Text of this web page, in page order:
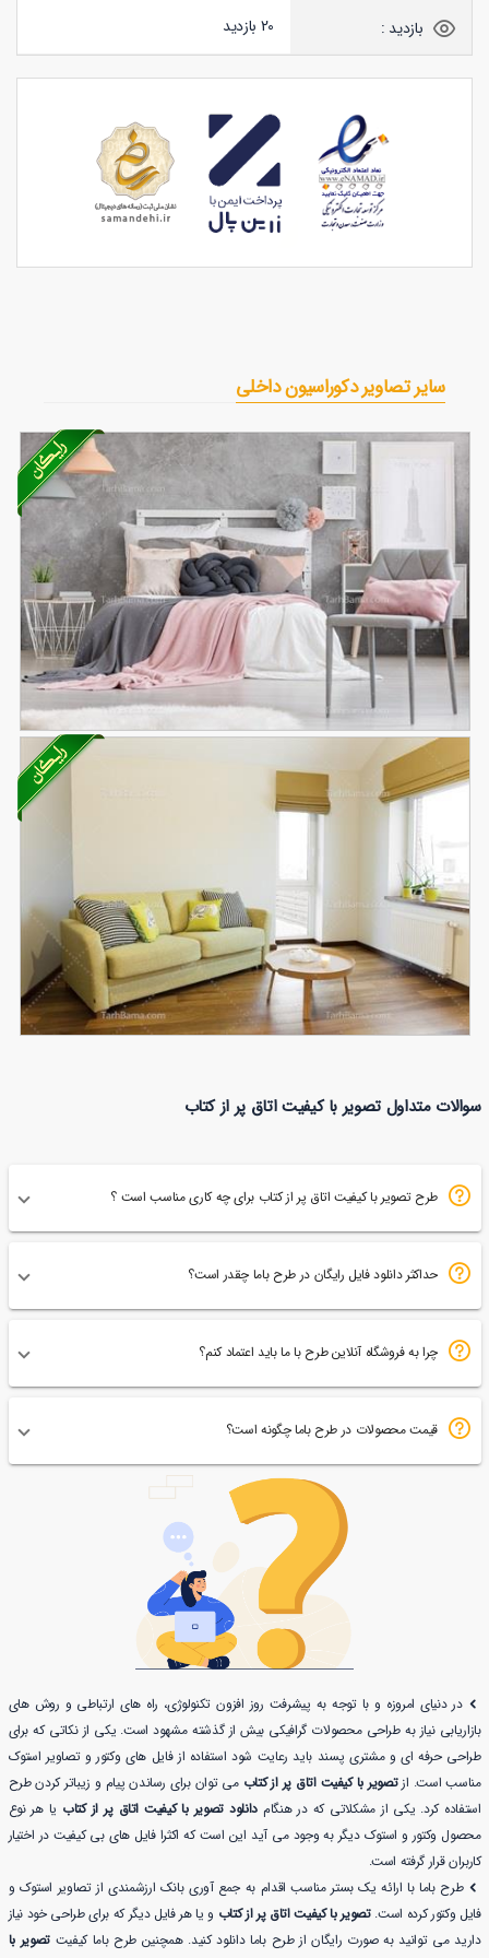
بازدید : 20 بازدید
سایر تصاویر دکوراسیون داخلی
تصویر با کیفیت اتاق خواب زیبا و تخت سفید
12
سوالات متداول تصویر با کیفیت اتاق پر از کتاب
طرح تصویر با کیفیت اتاق پر از کتاب برای چه کاری مناسب است ؟
حداکثر دانلود فایل رایگان در طرح باما چقدر است؟
چرا به فروشگاه آنلاین طرح با ما باید اعتماد کنم؟
قیمت محصولات در طرح باما چگونه است؟
در دنیای امروزه و با توجه به پیشرفت روز افزون تکنولوژی، راه های ارتباطی و روش های
بازاریابی نیاز به طراحی محصولات گرافیکی بیش از گذشته مشهود است. یکی از نکاتی که برای
طراحی حرفه ای و مشتری پسند باید رعایت شود استفاده از فایل های وکتور و تصاویر استوک
مناسب است. ازتصویر با کیفیت اتاق پر از کتابمی توان برای رساندن پیام و زیباتر کردن طرح
استفاده کرد. یکی از مشکلاتی که در هنگام دانلود تصویر با کیفیت اتاق پر از کتاب یا هر نوع
محصول وکتور و استوک دیگر به وجود می آید این است که اکثرا فایل های بی کیفیت در اختیار
کاربران قرار گرفته است.
طرح باما با ارائه یک بستر مناسب اقدام به جمع آوری بانک ارزشمندی از تصاویر استوک و
فایل وکتور کرده است. تصویر با کیفیت اتاق پر از کتابو یا هر فایل دیگر که برای طراحی خود نیاز
دارید می توانید به صورت رایگان از طرح باما دانلود کنید. همچنین طرح باما کیفیت تصویر با